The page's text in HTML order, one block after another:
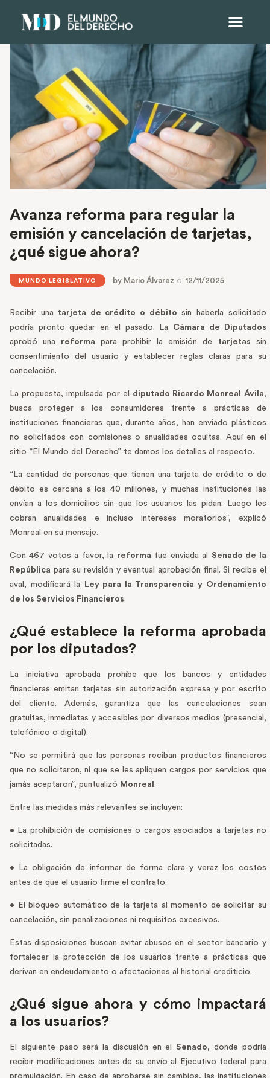
Avanza reforma para regular la
emisión y cancelación de tarjetas,
¿qué sigue ahora?
MUNDO LEGISLATIVO by Mario Álvarez 12/11/2025
Recibir una tarjeta de crédito o débito sin haberla solicitado
podría pronto quedar en el pasado. La Cámara de Diputados
aprobó una reforma para prohibir la emisión de tarjetas sin
consentimiento del usuario y establecer reglas claras para su
cancelación.
La propuesta, impulsada por el diputado Ricardo Monreal Ávila,
busca proteger a los consumidores frente a prácticas de
instituciones financieras que, durante años, han enviado plásticos
no solicitados con comisiones o anualidades ocultas. Aquí en el
sitio “El Mundo del Derecho” te damos los detalles al respecto.
“La cantidad de personas que tienen una tarjeta de crédito o de
débito es cercana a los 40 millones, y muchas instituciones las
envían a los domicilios sin que los usuarios las pidan. Luego les
cobran anualidades e incluso intereses moratorios”, explicó
Monreal en su mensaje.
Con 467 votos a favor, la reforma fue enviada al Senado de la
República para su revisión y eventual aprobación final. Si recibe el
aval, modificará la
Ley para la Transparencia y Ordenamiento
de los Servicios Financieros.
¿Qué establece la reforma aprobada
por los diputados?
La iniciativa aprobada prohíbe que los bancos y entidades
financieras emitan tarjetas sin autorización expresa y por escrito
del cliente. Además, garantiza que las cancelaciones sean
gratuitas, inmediatas y accesibles por diversos medios (presencial,
telefónico o digital).
“No se permitirá que las personas reciban productos financieros
que no solicitaron, ni que se les apliquen cargos por servicios que
jamás aceptaron”, puntualizó Monreal .
Entre las medidas más relevantes se incluyen:
• La prohibición de comisiones o cargos asociados a tarjetas no
solicitadas.
• La obligación de informar de forma clara y veraz los costos
antes de que el usuario firme el contrato.
• El bloqueo automático de la tarjeta al momento de solicitar su
cancelación, sin penalizaciones ni requisitos excesivos.
Estas disposiciones buscan evitar abusos en el sector bancario y
fortalecer la protección de los usuarios frente a prácticas que
derivan en endeudamiento o afectaciones al historial crediticio.
¿Qué sigue ahora y cómo impactará
a los usuarios?
El siguiente paso será la discusión en elSenado, donde podría
recibir modificaciones antes de su envío al Ejecutivo federal para
promulgación. En caso de aprobarse sin cambios, las instituciones